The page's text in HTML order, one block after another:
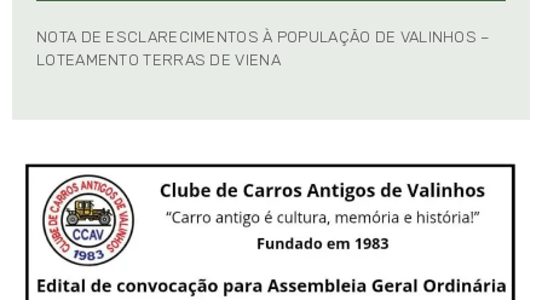
NOTA DE ESCLARECIMENTOS À POPULAÇÃO DE VALINHOS –
LOTEAMENTO TERRAS DE VIENA